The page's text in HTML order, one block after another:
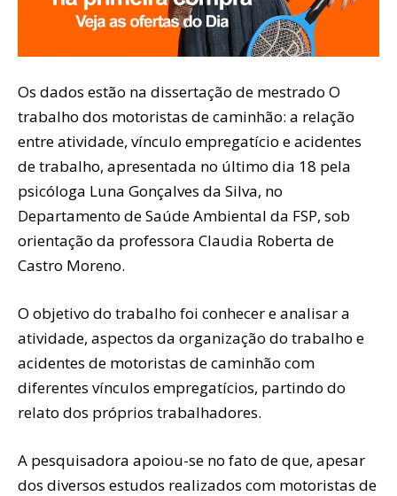
Os dados estão na dissertação de mestrado O
trabalho dos motoristas de caminhão: a relação
entre atividade, vínculo empregatício e acidentes
de trabalho, apresentada no último dia 18 pela
psicóloga Luna Gonçalves da Silva, no
Departamento de Saúde Ambiental da FSP, sob
orientação da professora Claudia Roberta de
Castro Moreno.
O objetivo do trabalho foi conhecer e analisar a
atividade, aspectos da organização do trabalho e
acidentes de motoristas de caminhão com
diferentes vínculos empregatícios, partindo do
relato dos próprios trabalhadores.
A pesquisadora apoiou-se no fato de que, apesar
dos diversos estudos realizados com motoristas de